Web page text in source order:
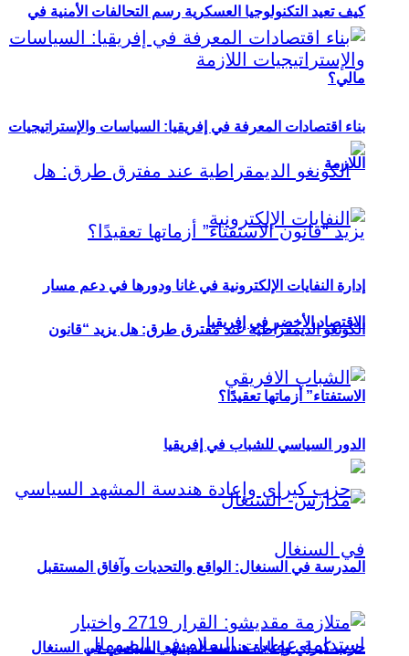
كيف تعيد التكنولوجيا العسكرية رسم التحالفات الأمنية في
مالي؟
الكونغو الديمقراطية عند مفترق طرق: هل يزيد “قانون
الاستفتاء” أزماتها تعقيدًا؟
حزب كيراي وإعادة هندسة المشهد السياسي في السنغال
بناء اقتصادات المعرفة في إفريقيا: السياسات والإستراتيجيات
اللازمة
إدارة النفايات الإلكترونية في غانا ودورها في دعم مسار
الاقتصاد الأخضر في إفريقيا
الدور السياسي للشباب في إفريقيا
المدرسة في السنغال: الواقع والتحديات وآفاق المستقبل